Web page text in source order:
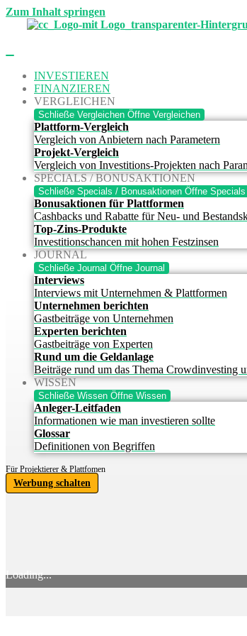
Zum Inhalt springen
INVESTIEREN
FINANZIEREN
VERGLEICHEN
Schließe Vergleichen Öffne Vergleichen
Plattform-Vergleich
Vergleich von Anbietern nach Parametern
Projekt-Vergleich
Vergleich von Investitions-Projekten nach
SPECIALS / BONUSAKTIONEN
Schließe Specials / Bonusaktionen Öffne
Bonusaktionen für Plattformen
Cashbacks und Rabatte für Neu- und
Top-Zins-Produkte
Investitionschancen mit hohen Festzinsen
JOURNAL
Schließe Journal Öffne Journal
Interviews
Interviews mit Unternehmen & Plattformen
Unternehmen berichten
Gastbeiträge von Unternehmen
Experten berichten
Gastbeiträge von Experten
Rund um die Geldanlage
Beiträge rund um das Thema Crowdinvesting
WISSEN
Schließe Wissen Öffne Wissen
Anleger-Leitfaden
Informationen wie man investieren sollte
Glossar
Definitionen von Begriffen
Für Projektierer & Plattfomen
Werbung schalten
Loading...